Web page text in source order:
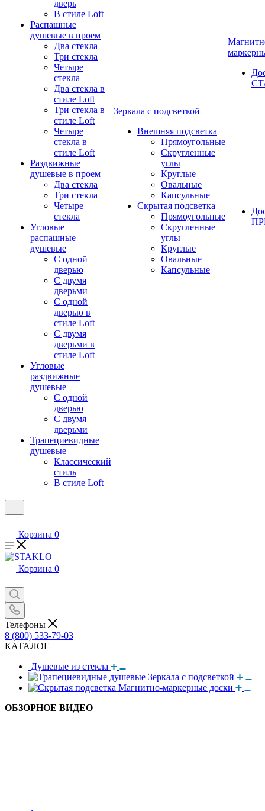
дверь
В стиле Loft
Распашные
душевые в проем
Два стекла
Три стекла
Четыре
стекла
Два стекла в
стиле Loft
Три стекла в
стиле Loft
Четыре
стекла в
стиле Loft
Раздвижные
душевые в проем
Два стекла
Три стекла
Четыре
стекла
Угловые
распашные
душевые
С одной
дверью
С двумя
дверьми
С одной
дверью в
стиле Loft
С двумя
дверьми в
стиле Loft
Угловые
раздвижные
душевые
С одной
дверью
С двумя
дверьми
Трапециевидные
душевые
Классический
стиль
В стиле Loft
Зеркала с подсветкой
Внешняя подсветка
Прямоугольные
Скругленные
углы
Круглые
Овальные
Капсульные
Скрытая подсветка
Прямоугольные
Скругленные
углы
Круглые
Овальные
Капсульные
Корзина 0
Корзина 0
Телефоны
8 (800) 533-79-03
КАТАЛОГ
Душевые из стекла
Зеркала с подсветкой
Магнитно-маркерные доски
ОБЗОРНОЕ ВИДЕО